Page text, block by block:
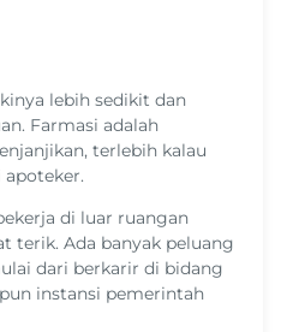
lebih sedikit dan
Farmasi adalah
terlebih kalau
di luar ruangan
terik. Ada banyak peluang
dari berkarir di bidang
instansi pemerintah